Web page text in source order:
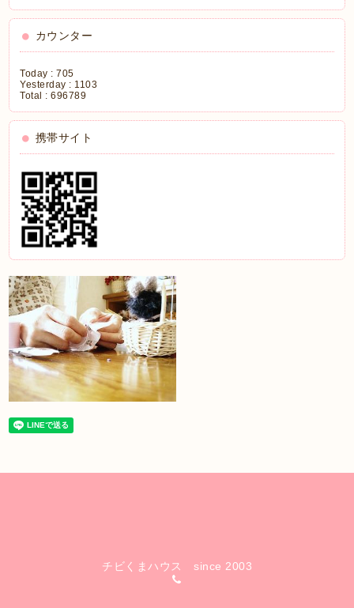
カウンター
Today :705
Yesterday : 1103
Total :696789
携帯サイト
チビくまハウス since 2003